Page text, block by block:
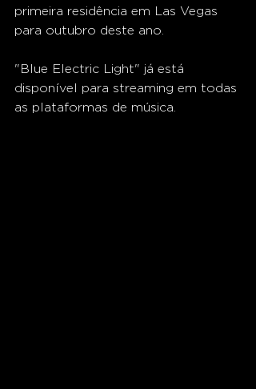
primeira residência em Las Vegas
para outubro deste ano.
"Blue Electric Light" já está
disponível para streaming em todas
as plataformas de música.